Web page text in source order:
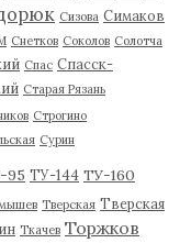
Сизова Симаков
Снетков Соколов Солотча
Спас Спасск-
Старая Рязань
Строгино
Сурин
95 ТУ-144 ТУ-160
Тверская Тверская
Ткачев Торжков